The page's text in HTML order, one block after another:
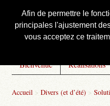
Afin de permettre le
principales l'ajustement
vous acceptez ce
Courbis, «
Bienvenue Réalisations
Accueil > Divers (et d’été) >